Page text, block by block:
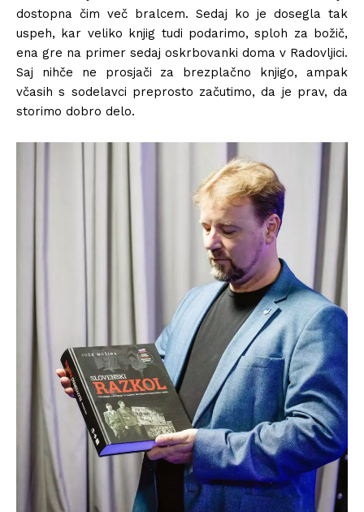
dostopna čim več bralcem. Sedaj ko je dosegla tak
uspeh, kar veliko knjig tudi podarimo, sploh za božič,
ena gre na primer sedaj oskrbovanki doma v Radovljici.
Saj nihče ne prosjači za brezplačno knjigo, ampak
včasih s sodelavci preprosto začutimo, da je prav, da
storimo dobro delo.